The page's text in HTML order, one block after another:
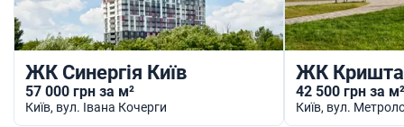
ЖК Синергія Київ
57 000 грн за м²
Київ, вул. Івана Кочерги
ЖК
42 500 грн за м²
Київ, вул.